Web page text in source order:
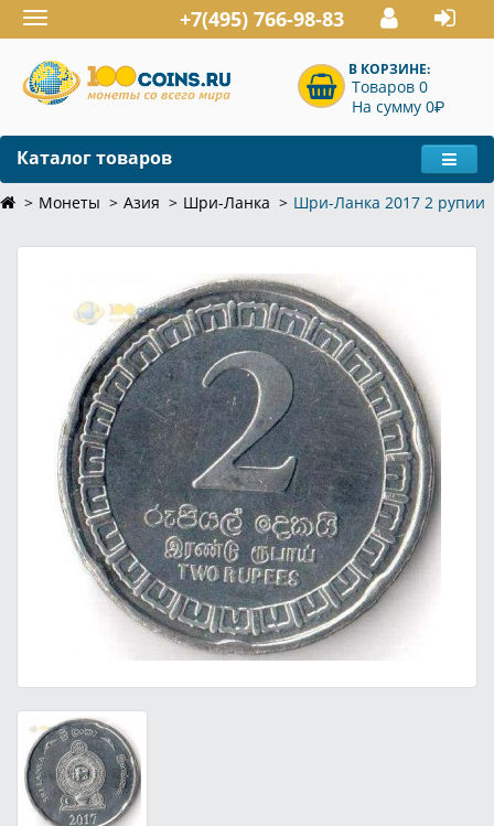
Toggle
navigation
+7(495) 766-98-83
В КОРЗИНЕ:
Товаров 0
На сумму 0P
Каталог товаров
Монеты Азия Шри-Ланка Шри-Ланка 2017 2 рупии